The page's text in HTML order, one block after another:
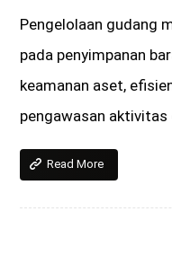
Pengelolaan gudang
pada penyimpanan
keamanan aset,
pengawasan aktivitas
Read More